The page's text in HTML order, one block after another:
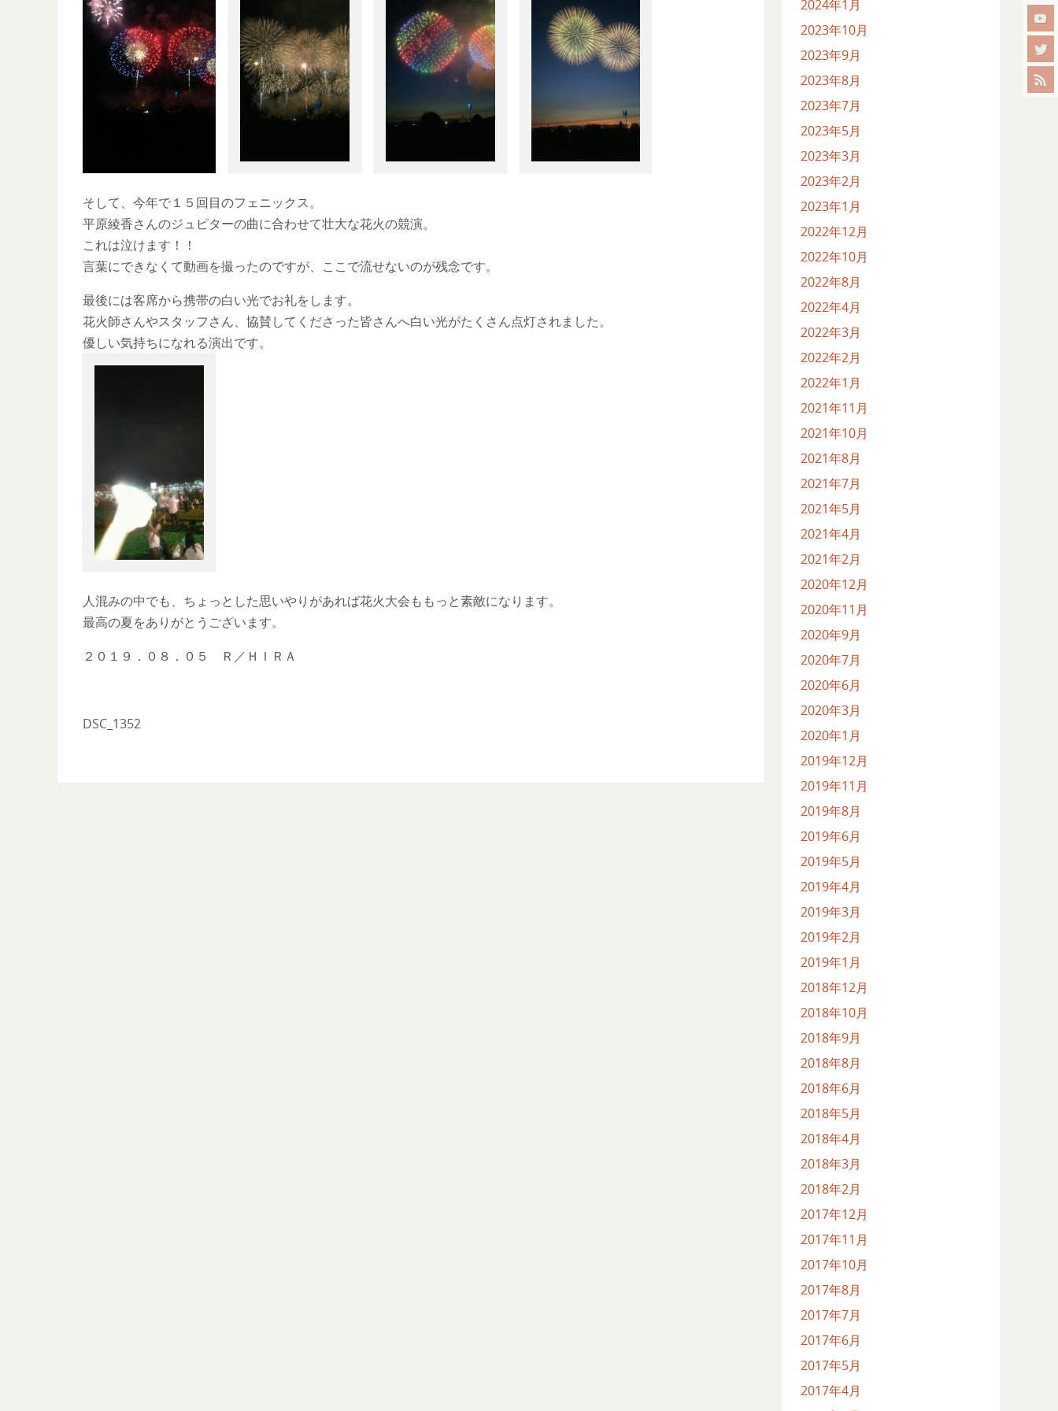
そして、今年で１５回目のフェニックス。
平原綾香さんのジュピターの曲に合わせて壮大な花火の競演。
これは泣けます！！
言葉にできなくて動画を撮ったのですが、ここで流せないのが残念です。
最後には客席から携帯の白い光でお礼をします。
花火師さんやスタッフさん、協賛してくださった皆さんへ白い光がたくさん点灯されました。
優しい気持ちになれる演出です。
人混みの中でも、ちょっとした思いやりがあれば花火大会ももっと素敵になります。
最高の夏をありがとうございます。
２０１９．０８．０５ Ｒ／ＨＩＲＡ
DSC_1352
2024年1月
2023年10月
2023年9月
2023年8月
2023年7月
2023年5月
2023年3月
2023年2月
2023年1月
2022年12月
2022年10月
2022年8月
2022年4月
2022年3月
2022年2月
2022年1月
2021年11月
2021年10月
2021年8月
2021年7月
2021年5月
2021年4月
2021年2月
2020年12月
2020年11月
2020年9月
2020年7月
2020年6月
2020年3月
2020年1月
2019年12月
2019年11月
2019年8月
2019年6月
2019年5月
2019年4月
2019年3月
2019年2月
2019年1月
2018年12月
2018年10月
2018年9月
2018年8月
2018年6月
2018年5月
2018年4月
2018年3月
2018年2月
2017年12月
2017年11月
2017年10月
2017年8月
2017年7月
2017年6月
2017年5月
2017年4月